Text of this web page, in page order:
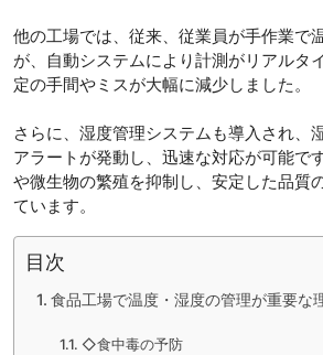
他の工場では、従来、従業員が手作業で
が、自動システムにより計測がリアルタ
定の手間やミスが大幅に減少しました。
さらに、湿度管理システムも導入され、
アラートが発動し、迅速な対応が可能で
や微生物の繁殖を抑制し、安定した品質
ています。
目次
食品工場で温度・湿度の管理が重要な
◇食中毒の予防